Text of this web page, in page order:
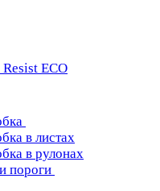
ECO
в листах
в рулонах
пороги